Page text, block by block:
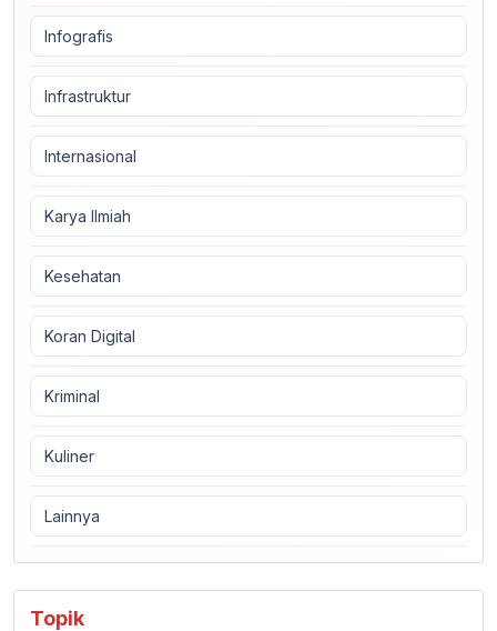
Infografis
Infrastruktur
Internasional
Karya Ilmiah
Kesehatan
Koran Digital
Kriminal
Kuliner
Lainnya
Topik